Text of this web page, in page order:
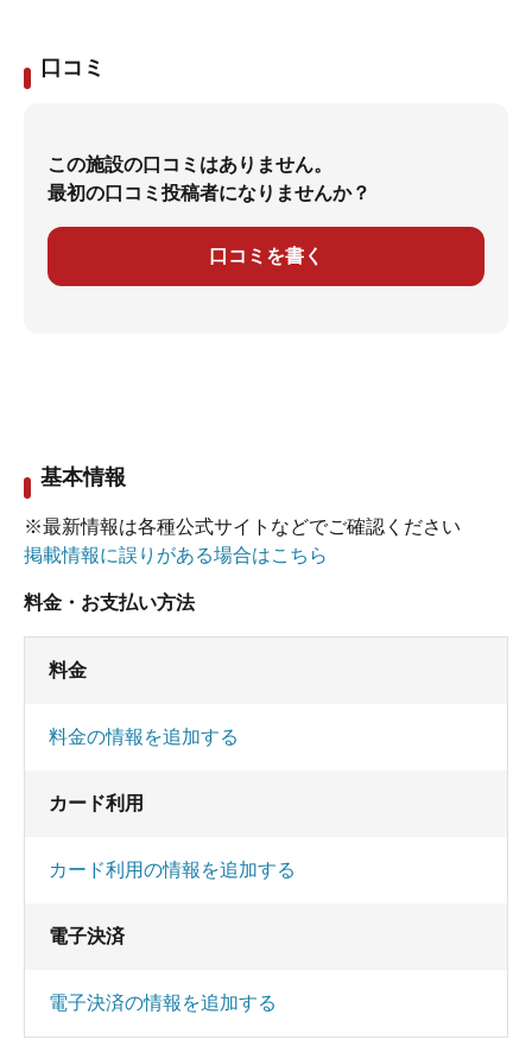
口コミ
この施設の口コミはありません。
最初の口コミ投稿者になりませんか？
口コミを書く
基本情報
※最新情報は各種公式サイトなどでご確認ください
掲載情報に誤りがある場合はこちら
料金・お支払い方法
料金
料金の情報を追加する
カード利用
カード利用の情報を追加する
電子決済
電子決済の情報を追加する